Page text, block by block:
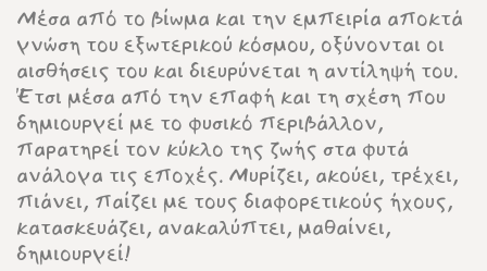
Μέσα από το βίωμα και την εμπειρία αποκτά
γνώση του εξωτερικού κόσμου, οξύνονται οι
αισθήσεις του και διευρύνεται η αντίληψή του.
Έτσι μέσα από την επαφή και τη σχέση που
δημιουργεί με το φυσικό περιβάλλον,
παρατηρεί τον κύκλο της ζωής στα φυτά
ανάλογα τις εποχές. Μυρίζει, ακούει, τρέχει,
πιάνει, παίζει με τους διαφορετικούς ήχους,
κατασκευάζει, ανακαλύπτει, μαθαίνει,
δημιουργεί!